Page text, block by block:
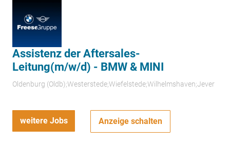
Assistenz der Aftersales-
Leitung(m/w/d) - BMW & MINI
Oldenburg (Oldb);Westerstede;Wiefelstede;Wilhelmshaven;Jever
weitere Jobs Anzeige schalten